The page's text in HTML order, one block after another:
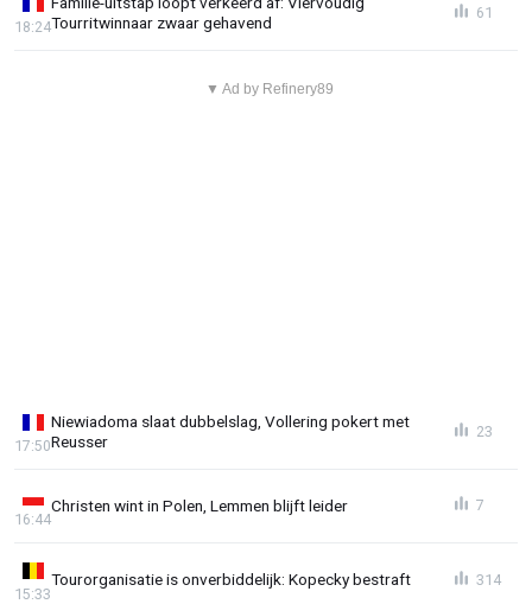
Tourritwinnaar zwaar gehavend
18:24
61
▼ Ad by Refinery89
Niewiadoma slaat dubbelslag, Vollering pokert met
Reusser
17:50
23
Christen wint in Polen, Lemmen blijft leider
16:44
7
Tourorganisatie is onverbiddelijk: Kopecky bestraft
15:33
314